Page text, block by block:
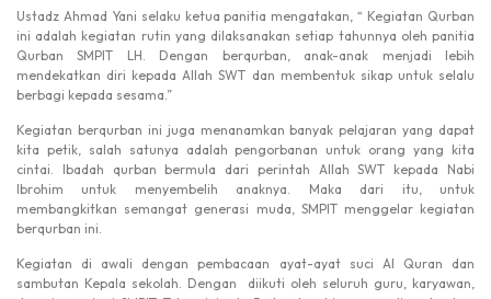
Ustadz Ahmad Yani selaku ketua panitia mengatakan, “ Kegiatan Qurban
ini adalah kegiatan rutin yang dilaksanakan setiap tahunnya oleh panitia
Qurban SMPIT LH. Dengan berqurban, anak-anak menjadi lebih
mendekatkan diri kepada Allah SWT dan membentuk sikap untuk selalu
berbagi kepada sesama.”
Kegiatan berqurban ini juga menanamkan banyak pelajaran yang dapat
kita petik, salah satunya adalah pengorbanan untuk orang yang kita
cintai. Ibadah qurban bermula dari perintah Allah SWT kepada Nabi
Ibrohim untuk menyembelih anaknya. Maka dari itu, untuk
membangkitkan semangat generasi muda, SMPIT menggelar kegiatan
berqurban ini.
Kegiatan di awali dengan pembacaan ayat-ayat suci Al Quran dan
sambutan Kepala sekolah. Dengan diikuti oleh seluruh guru, karyawan,